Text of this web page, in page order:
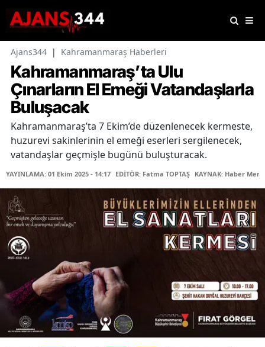
Ajans344 | Kahramanmaraş Haberleri
Kahramanmaraş’ta Ulu
Çınarların El Emeği Vatandaşlarla
Buluşacak
Kahramanmaraş’ta 7 Ekim’de düzenlenecek kermeste,
huzurevi sakinlerinin el emeği eserleri sergilenecek,
vatandaşlar geçmişle bugünü buluşturacak.
YAYINLAMA: 01 Ekim 2025 - 14:17 EDİTÖR: Fatma TOPTAŞ KAYNAK: Haber